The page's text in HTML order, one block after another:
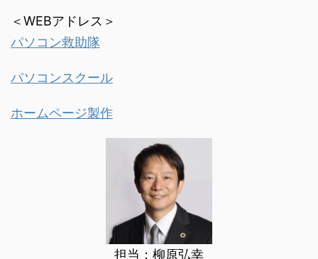
＜WEBアドレス＞
パソコン救助隊
パソコンスクール
ホームページ製作
担当：柳原弘幸